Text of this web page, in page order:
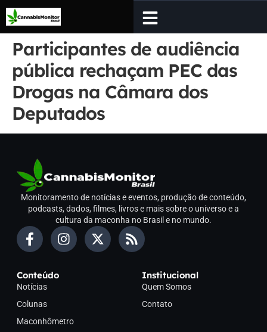
Participantes de audiência
pública rechaçam PEC das
Drogas na Câmara dos
Deputados
Monitoramento de notícias e eventos, produção de conteúdo,
podcasts, dados, filmes, livros e mais sobre o universo e a
cultura da maconha no Brasil e no mundo.
Conteúdo
Notícias
Colunas
Maconhômetro
Institucional
Quem Somos
Contato